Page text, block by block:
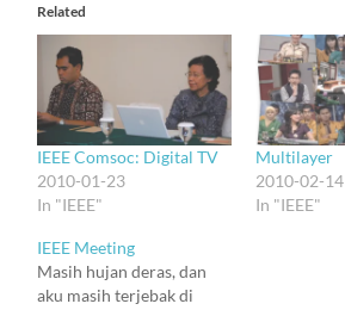
Related
IEEE Comsoc: Digital TV
2010-01-23
In "IEEE"
Multilayer
2010-02-14
In "IEEE"
IEEE Meeting
Masih hujan deras, dan
aku masih terjebak di